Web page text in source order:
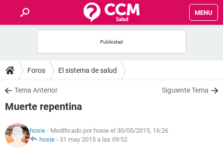
MENU
FOROS
SALUD
NUTRICIÓN
Foros El sistema de salud
Tema Anterior Siguiente Tema
Muerte repentina
hosie - Modificado por hosie el 30/05/2015, 16:26
hosie - 31 may 2015 a las 09:52